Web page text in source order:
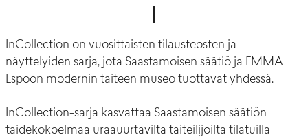
InCollection on vuosittaisten tilausteosten ja
näyttelyiden sarja, jota Saastamoisen säätiö ja EMMA
Espoon modernin taiteen museo tuottavat yhdessä.
InCollection-sarja kasvattaa Saastamoisen säätiön
taidekokoelmaa uraauurtavilta taiteilijoilta tilatuilla